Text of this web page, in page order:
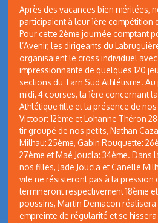
Après des vacances bien méritées,
participaient à leur 1ère compétition
Pour cette 2ème journée comptant
l’Avenir, les dirigeants du
organisaient le cross individuel
impressionnante de quelques 120
sections du Tarn Sud Athlétisme.
midi, 4 courses, la 1ère concernant
Athlétique fille et la présence de
Victoor: 12ème et Lohanne Théron
tir groupé de nos petits, Nathan
Milhau: 25ème, Gabin Rouquette:
27ème et Maé Joucla: 34ème. Dans
nos filles, Jade Joucla et Canelle
vite ne résisteront pas à la pression
termineront respectivement 18ème
poussins, Martin Demacon
empreinte de régularité et se